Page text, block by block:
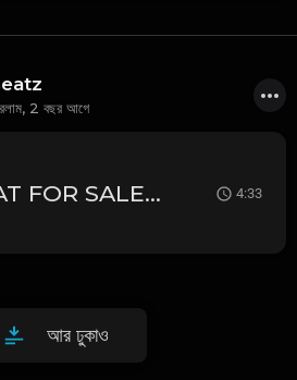
2 বছর আগে
[BEAT FOR SALE] "6p" 2025 Freestyle Trap Type Beat (prod. @thunderbeatz__) 4:33
আর ঢুকাও